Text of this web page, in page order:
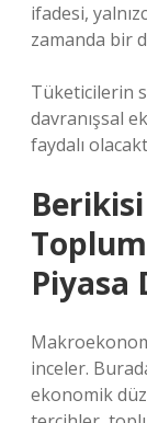
ifadesi,
zamanda bir
Tüketicilerin
davranışsal
faydalı
Piyasa
inceler.
ekonomik